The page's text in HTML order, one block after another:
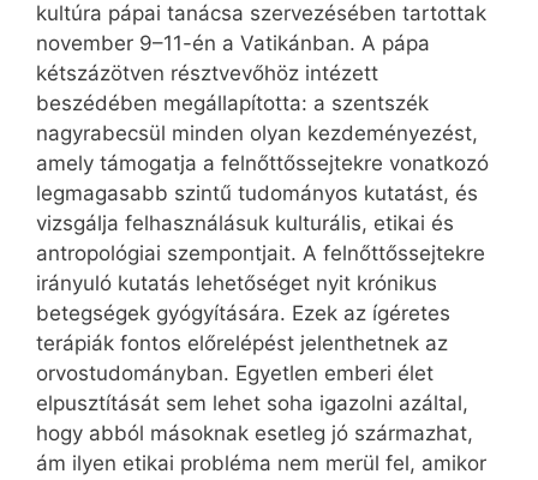
kultúra pápai tanácsa szervezésében tartottak
november 9–11-én a Vatikánban. A pápa
kétszázötven résztvevőhöz intézett
beszédében megállapította: a szentszék
nagyrabecsül minden olyan kezdeményezést,
amely támogatja a felnőttőssejtekre vonatkozó
legmagasabb szintű tudományos kutatást, és
vizsgálja felhasználásuk kulturális, etikai és
antropológiai szempontjait. A felnőttőssejtekre
irányuló kutatás lehetőséget nyit krónikus
betegségek gyógyítására. Ezek az ígéretes
terápiák fontos előrelépést jelenthetnek az
orvostudományban. Egyetlen emberi élet
elpusztítását sem lehet soha igazolni azáltal,
hogy abból másoknak esetleg jó származhat,
ám ilyen etikai probléma nem merül fel, amikor